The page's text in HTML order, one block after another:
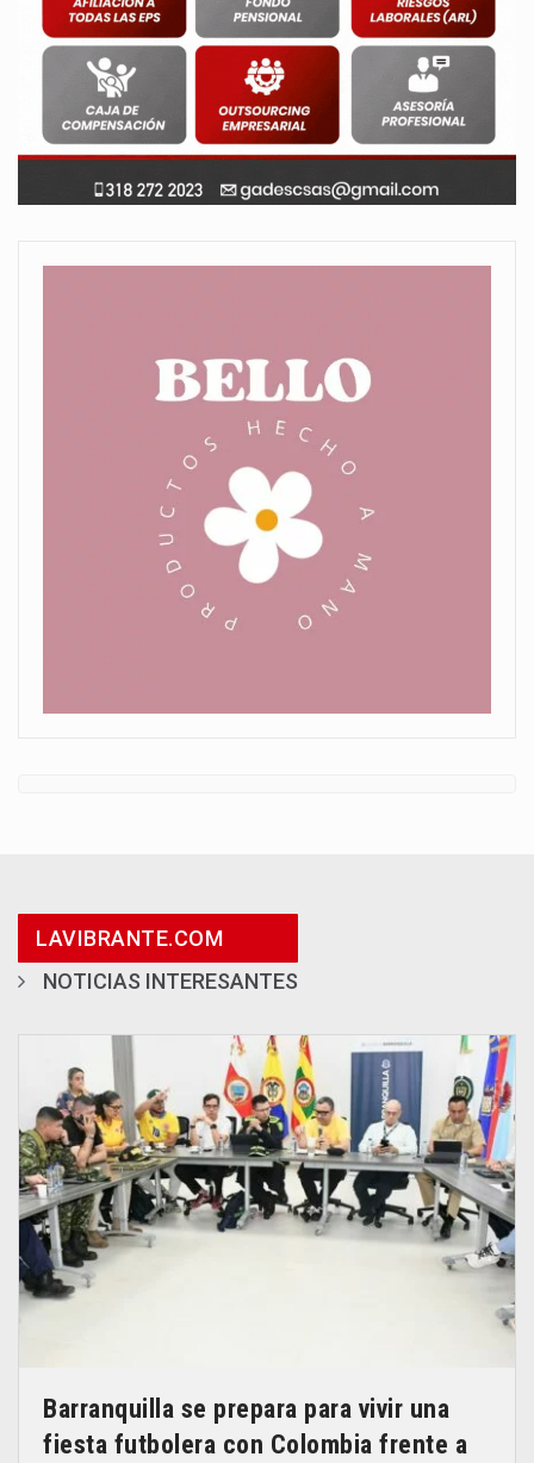
LAVIBRANTE.COM
NOTICIAS INTERESANTES
Barranquilla se prepara para vivir una
fiesta futbolera con Colombia frente a